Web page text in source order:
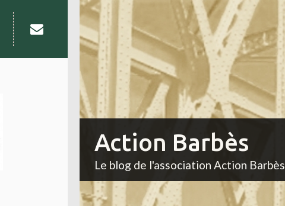
Action Barbès
Le blog de l'association Action Barbès